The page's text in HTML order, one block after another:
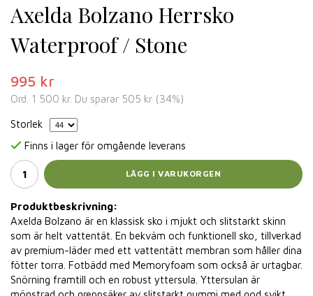
Axelda Bolzano Herrsko
Waterproof / Stone
995 kr
Ord. 1 500 kr. Du sparar 505 kr (34%)
Storlek
Finns i lager för omgående leverans
LÄGG I VARUKORGEN
Produktbeskrivning:
Axelda Bolzano är en klassisk sko i mjukt och slitstarkt skinn
som är helt vattentät. En bekväm och funktionell sko, tillverkad
av premium-läder med ett vattentätt membran som håller dina
fötter torra. Fotbädd med Memoryfoam som också är urtagbar.
Snörning framtill och en robust yttersula. Yttersulan är